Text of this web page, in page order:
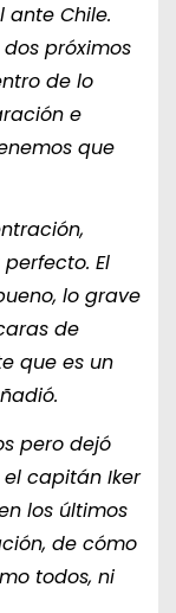
Chile.
próximos
de lo
e
que
El
lo grave
de
que es un
pero dejó
capitán Iker
los últimos
de cómo
todos, ni